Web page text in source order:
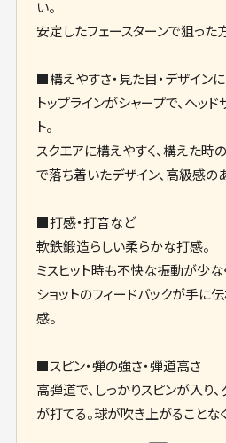
い。
安定したフェースターンで狙った
■構えやすさ・見た目・デザイン
トップラインがシャープで、ヘッ
ト。
スクエアに構えやすく、構えた時
で落ち着いたデザイン、高級感の
■打感・打音など
軟鉄鍛造らしい柔らかな打感。
ミスヒット時も不快な振動が少な
ショットのフィードバックが手に
感。
■スピン・弾の強さ・弾道高さ
高弾道で、しっかりスピンが入り
が打てる。球が吹き上がることな